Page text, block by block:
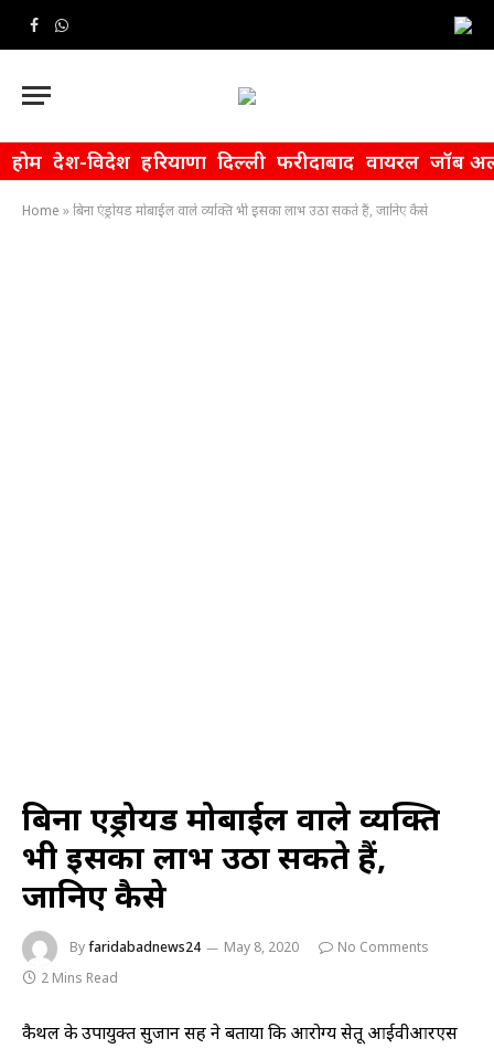
Facebook
WhatsApp
होम देश-विदेश हरियाणा दिल्ली फरीदाबाद वायरल जॉब
Home »बिना एंड्रोयड मोबाईल वाले व्यक्ति भी इसका लाभ उठा सकते हैं, जानिए कैसे
बिना एंड्रोयड मोबाईल वाले व्यक्ति
भी इसका लाभ उठा सकते हैं,
जानिए कैसे
Byfaridabadnews24 May 8, 2020
No Comments
2 Mins Read
कैथल के उपायुक्त सुजान सिंह ने बताया कि आरोग्य सेतू आईवीआरएस